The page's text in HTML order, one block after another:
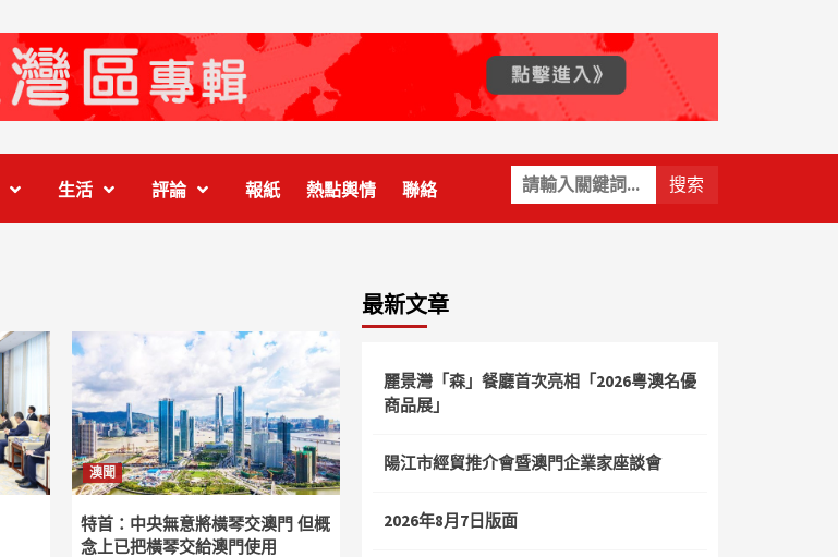
關
鍵
字:
生活 評論 報紙 熱點輿情 聯絡
澳聞
特首：中央無意將橫琴交澳門 但概
念上已把橫琴交給澳門使用
最新文章
麗景灣「森」餐廳首次亮相「2026粵澳名優
商品展」
陽江市經貿推介會暨澳門企業家座談會
2026年8月7日版面